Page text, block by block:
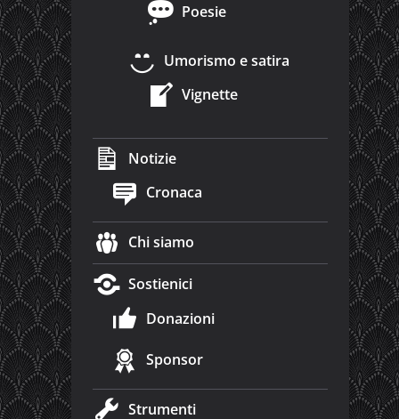
Poesie
Umorismo e satira
Vignette
Notizie
Cronaca
Chi siamo
Sostienici
Donazioni
Sponsor
Strumenti